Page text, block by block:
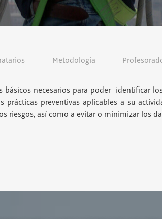
Metodología
necesarios para poder identificar
preventivas aplicables a su
riesgos, así como a evitar o minimizar los